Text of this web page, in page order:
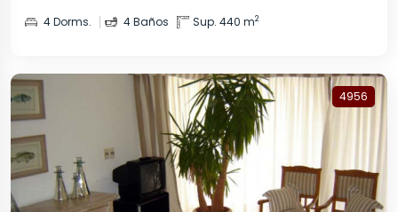
4 Dorms. 4 Baños Sup. 440 m2
4956